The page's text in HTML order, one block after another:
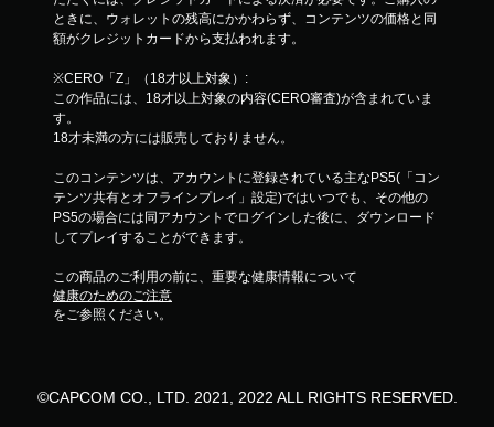
ときに、ウォレットの残高にかかわらず、コンテンツの価格と同
額がクレジットカードから支払われます。
※CERO「Z」（18才以上対象）:
この作品には、18才以上対象の内容(CERO審査)が含まれていま
す。
18才未満の方には販売しておりません。
このコンテンツは、アカウントに登録されている主なPS5(「コン
テンツ共有とオフラインプレイ」設定)ではいつでも、その他の
PS5の場合には同アカウントでログインした後に、ダウンロード
してプレイすることができます。
この商品のご利用の前に、重要な健康情報について
健康のためのご注意
をご参照ください。
©CAPCOM CO., LTD. 2021, 2022 ALL RIGHTS RESERVED.